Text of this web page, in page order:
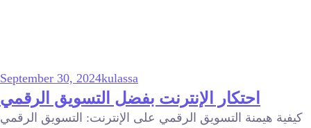
September 30, 2024kulassa
احتكار الإنترنت بفضل التسويق الرقمي
كيفية هيمنة التسويق الرقمي على الإنترنت: التسويق الرقمي